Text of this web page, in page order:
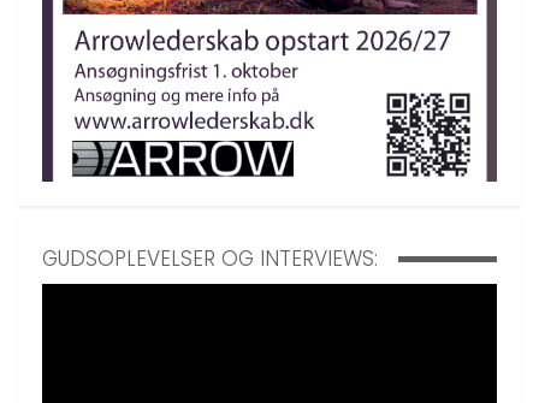
GUDSOPLEVELSER OG INTERVIEWS: